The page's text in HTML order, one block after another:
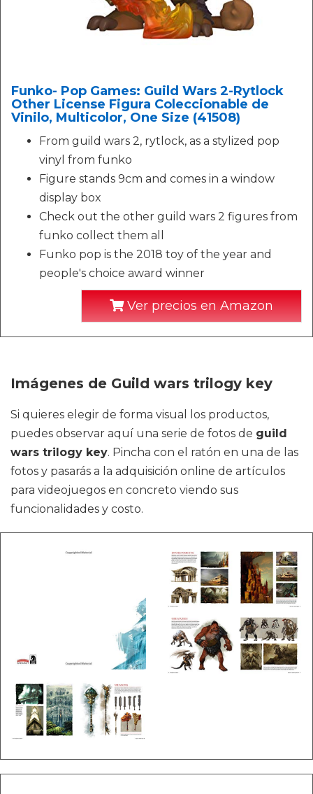
Funko- Pop Games: Guild Wars 2-Rytlock
Other License Figura Coleccionable de
Vinilo, Multicolor, One Size (41508)
From guild wars 2, rytlock, as a stylized pop
vinyl from funko
Figure stands 9cm and comes in a window
display box
Check out the other guild wars 2 figures from
funko collect them all
Funko pop is the 2018 toy of the year and
people's choice award winner
Ver precios en Amazon
Imágenes de Guild wars trilogy key
Si quieres elegir de forma visual los productos,
puedes observar aquí una serie de fotos de guild
wars trilogy key. Pincha con el ratón en una de las
fotos y pasarás a la adquisición online de artículos
para videojuegos en concreto viendo sus
funcionalidades y costo.